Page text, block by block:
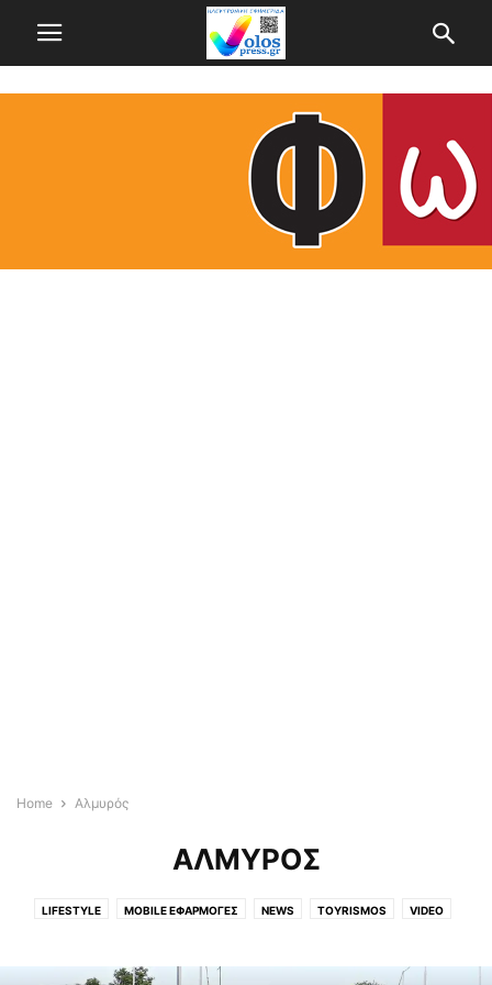
Home Αλμυρός
ΑΛΜΥΡΌΣ
LIFESTYLE MOBILE ΕΦΑΡΜΟΓΈΣ NEWS TOYRISMOS VIDEO
ΑΕΡΟΦΩΤΟΓΡΑΦΙΕΣ ΑΘΗΝΑ ΑΛΜΥΡΌΣ ΑΛΌΝΝΗΣΟΣ ΑΠΌΨΕΙΣ